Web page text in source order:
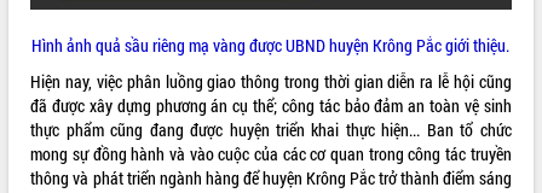
Thuột
Định vị cà phê Việt Nam như một “di
sản sống” trong dòng chảy toàn cầu
Xây dựng nông thôn mới: Nâng cao đời
sống người dân từ những mô hình thiết
thực
Quyết liệt tháo gỡ vướng mắc, đẩy
Hình ảnh quả sầu riêng mạ vàng được UBND huyện Krông Pắc giới thiệu.
Hiện nay, việc phân luồng giao thông trong thời gian diễn ra lễ hội cũng
đã được xây dựng phương án cụ thể; công tác bảo đảm an toàn vệ sinh
thực phẩm cũng đang được huyện triển khai thực hiện... Ban tổ chức
mong sự đồng hành và vào cuộc của các cơ quan trong công tác truyền
thông và phát triển ngành hàng để huyện Krông Pắc trở thành điểm sáng